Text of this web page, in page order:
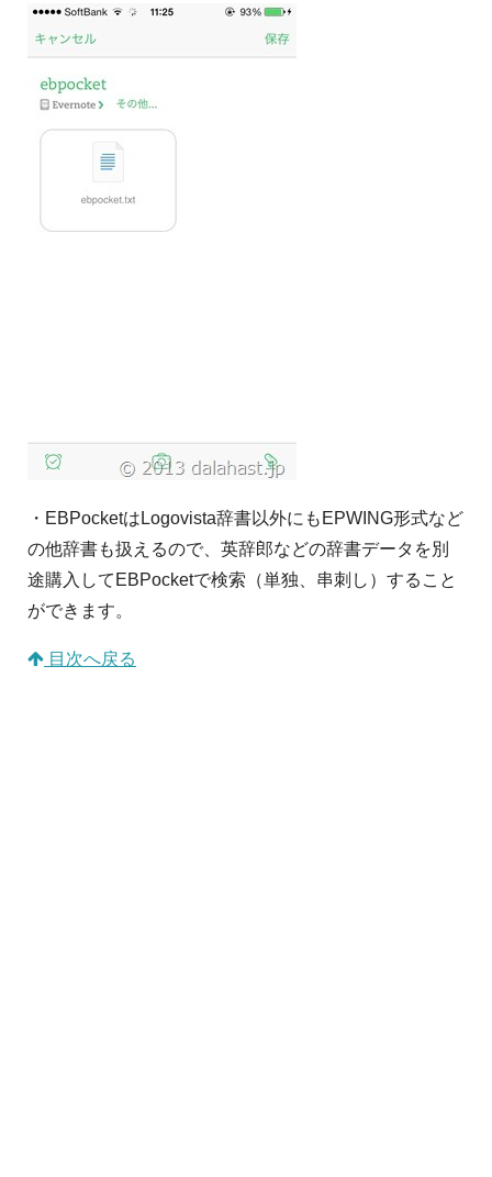
・EBPocketはLogovista辞書以外にもEPWING形式など
の他辞書も扱えるので、英辞郎などの辞書データを別
途購入してEBPocketで検索（単独、串刺し）すること
ができます。
目次へ戻る